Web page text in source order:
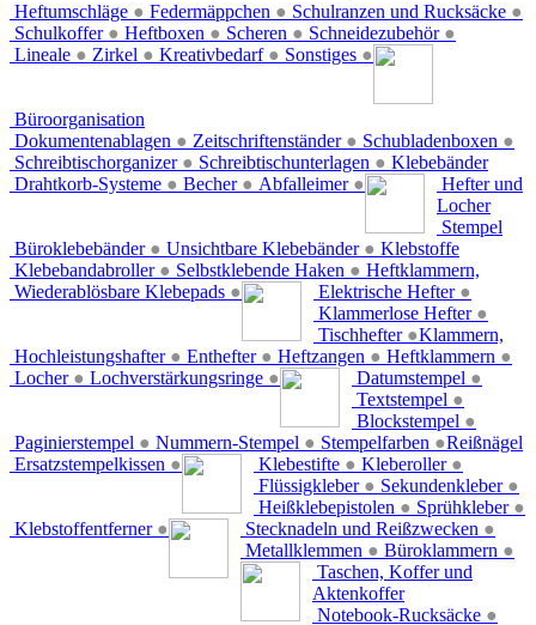
Heftumschläge ● Federmäppchen ● Schulranzen und Rucksäcke ●
Schulkoffer ● Heftboxen ● Scheren ● Schneidezubehör ●
Lineale ● Zirkel ● Kreativbedarf ● Sonstiges ●
Büroorganisation
Dokumentenablagen ● Zeitschriftenständer ● Schubladenboxen ●
Schreibtischorganizer ● Schreibtischunterlagen ●
Drahtkorb-Systeme ● Becher ● Abfalleimer ●
Klebebänder
Büroklebebänder ● Unsichtbare Klebebänder ●
Klebebandabroller ● Selbstklebende Haken ●
Wiederablösbare Klebepads ●
Hefter und
Locher
Elektrische Hefter ●
Klammerlose Hefter ●
Tischhefter ●
Hochleistungshafter ● Enthefter ● Heftzangen ● Heftklammern ●
Locher ● Lochverstärkungsringe ●
Stempel
Datumstempel ●
Textstempel ●
Blockstempel ●
Paginierstempel ● Nummern-Stempel ● Stempelfarben ●
Ersatzstempelkissen ●
Klebstoffe
Klebestifte ● Kleberoller ●
Flüssigkleber ● Sekundenkleber ●
Heißklebepistolen ● Sprühkleber ●
Klebstoffentferner ●
Heftklammern,
Klammern,
Reißnägel
Stecknadeln und Reißzwecken ●
Metallklemmen ● Büroklammern ●
Taschen, Koffer und
Aktenkoffer
Notebook-Rucksäcke ●